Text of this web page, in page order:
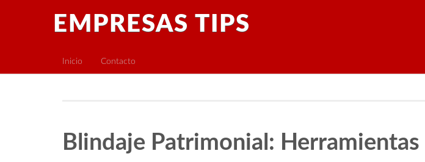
EMPRESAS TIPS
Inicio Contacto
Blindaje Patrimonial: Herramientas